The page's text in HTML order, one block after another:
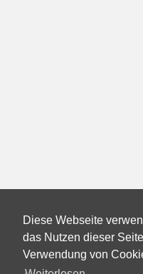
Diese Webseite
das Nutzen dieser
Verwendung von